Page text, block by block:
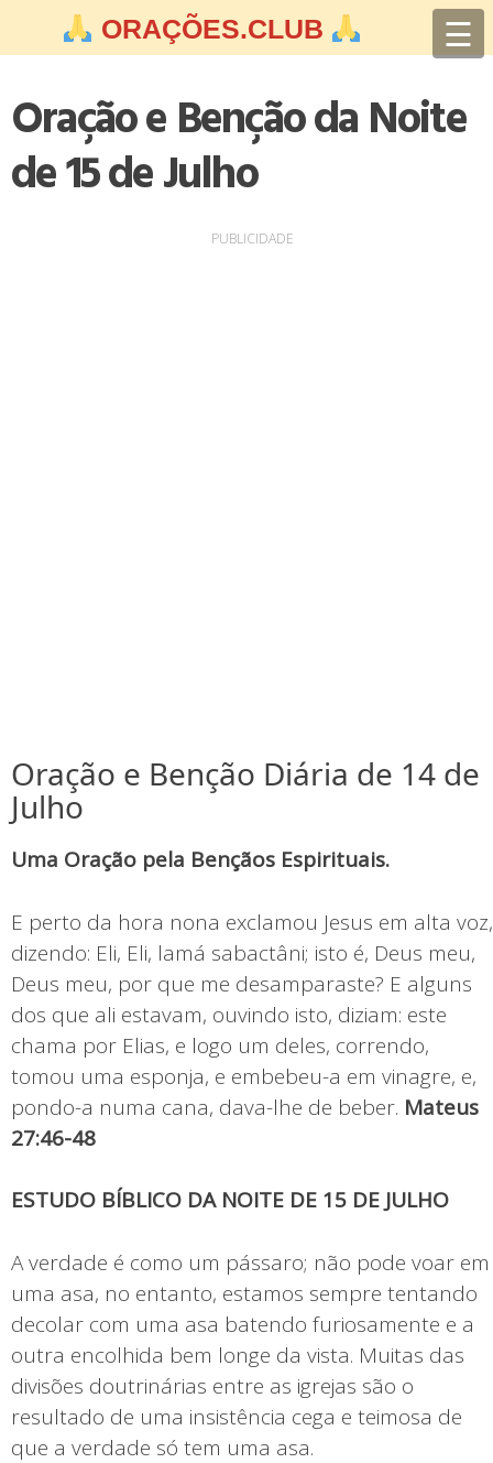
ORAÇÕES.CLUB ☰
Oração e Benção da Noite
de 15 de Julho
PUBLICIDADE
Oração e Benção Diária de 14 de
Julho
Uma Oração pela Bençãos Espirituais.
E perto da hora nona exclamou Jesus em alta voz,
dizendo: Eli, Eli, lamá sabactâni; isto é, Deus meu,
Deus meu, por que me desamparaste? E alguns
dos que ali estavam, ouvindo isto, diziam: este
chama por Elias, e logo um deles, correndo,
tomou uma esponja, e embebeu-a em vinagre, e,
pondo-a numa cana, dava-lhe de beber. Mateus
27:46-48
ESTUDO BÍBLICO DA NOITE DE 15 DE JULHO
A verdade é como um pássaro; não pode voar em
uma asa, no entanto, estamos sempre tentando
decolar com uma asa batendo furiosamente e a
outra encolhida bem longe da vista. Muitas das
divisões doutrinárias entre as igrejas são o
resultado de uma insistência cega e teimosa de
que a verdade só tem uma asa.